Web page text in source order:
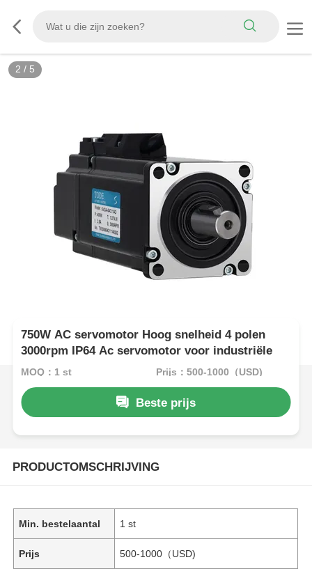
3 / 5
750W AC servomotor Hoog snelheid 4 polen
3000rpm IP64 Ac servomotor voor industriële
MOQ：1 st Prijs：500-1000（USD)
Beste prijs
PRODUCTOMSCHRIJVING
Min. bestelaantal 1 st
Prijs 500-1000（USD)